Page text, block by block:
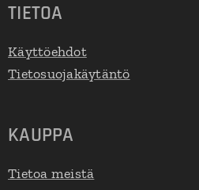
TIETOA
Käyttöehdot
Tietosuojakäytäntö
KAUPPA
Tietoa meistä